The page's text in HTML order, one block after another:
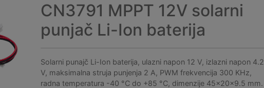
CN3791 MPPT 12V solarni
punjač Li-Ion baterija
Solarni punajč Li-Ion baterija, ulazni napon 12 V, izlazni napon 4.2
V, maksimalna struja punjenja 2 A, PWM frekvencija 300 KHz,
radna temperatura -40 °C do +85 °C, dimenzije 45x20x9.5 mm.